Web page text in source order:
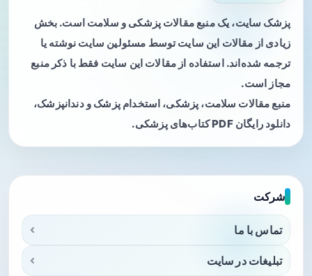
پزشک سایت، یک منبع مقالات پزشکی و سلامت است. بخش
زیادی از مقالات این سایت توسط مسئولین سایت نوشته یا
ترجمه شده‌اند. استفاده از مقالات این سایت فقط با ذکر منبع
مجاز است.
منبع مقالات سلامت، پزشکی، استخدام پزشک و دندانپزشک،
دانلود رایگان PDF کتاب‌های پزشکی.
شرکت
تماس با ما
تبلیغات در سایت